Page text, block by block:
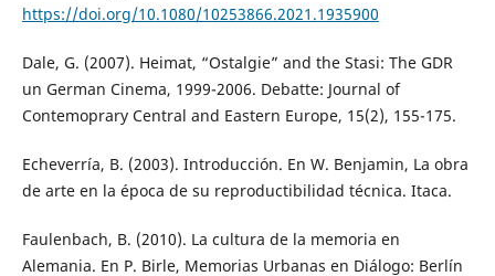
https://doi.org/10.1080/10253866.2021.1935900
Dale, G. (2007). Heimat, “Ostalgie” and the Stasi: The GDR
un German Cinema, 1999-2006. Debatte: Journal of
Contemoprary Central and Eastern Europe, 15(2), 155-175.
Echeverría, B. (2003). Introducción. En W. Benjamin, La obra
de arte en la época de su reproductibilidad técnica. Itaca.
Faulenbach, B. (2010). La cultura de la memoria en
Alemania. En P. Birle, Memorias Urbanas en Diálogo: Berlín